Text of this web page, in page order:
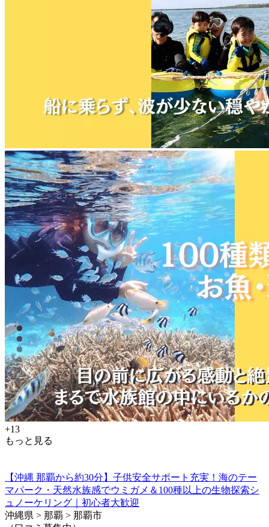
+13
もっと見る
【沖縄 那覇から約30分】子供安全サポート充実！海のテー
マパーク・天然水族感でウミガメ＆100種以上の生物探索シ
ュノーケリング｜初心者大歓迎
沖縄県 > 那覇 > 那覇市